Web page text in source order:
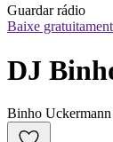
Guardar rádio
Baixe
DJ
Binho Uckermann